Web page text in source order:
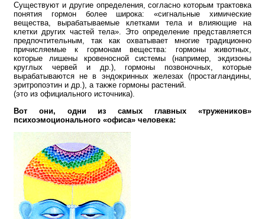
Существуют и другие определения, согласно которым трактовка
понятия гормон более широка: «сигнальные химические
вещества, вырабатываемые клетками тела и влияющие на
клетки других частей тела». Это определение представляется
предпочтительным, так как охватывает многие традиционно
причисляемые к гормонам вещества: гормоны животных,
которые лишены кровеносной системы (например, экдизоны
круглых червей и др.), гормоны позвоночных, которые
вырабатываются не в эндокринных железах (простагландины,
эритропоэтин и др.), а также гормоны растений.
(это из официального источника).
Вот они, одни из самых главных «тружеников»
психоэмоционального «офиса» человека: